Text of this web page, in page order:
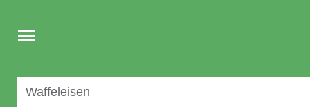
Toggle
navigation